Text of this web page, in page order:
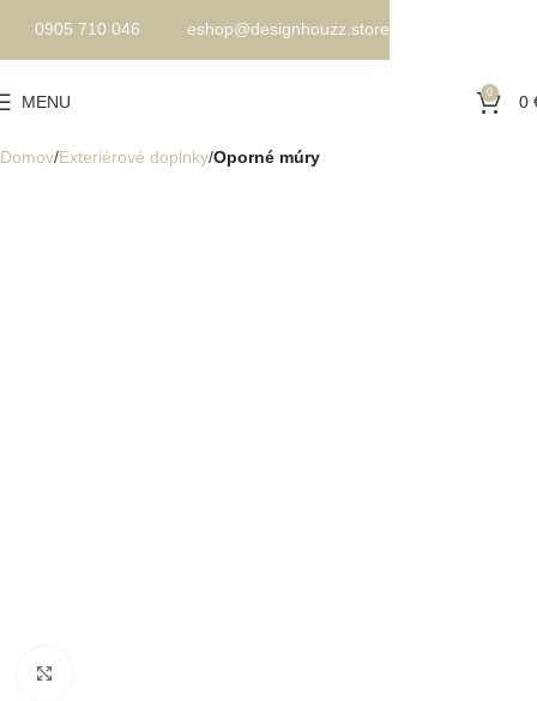
MENU 0 0
Domov Exteriérové doplnky Oporné múry
0905 710 046 eshop@designhouzz.store